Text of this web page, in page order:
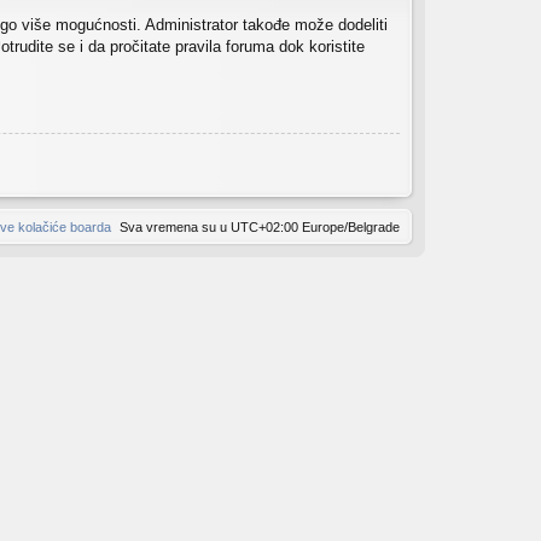
više mogućnosti. Administrator takođe može dodeliti
se i da pročitate pravila foruma dok koristite
Sva vremena su u UTC+02:00 Europe/Belgrade
kolačiće boarda